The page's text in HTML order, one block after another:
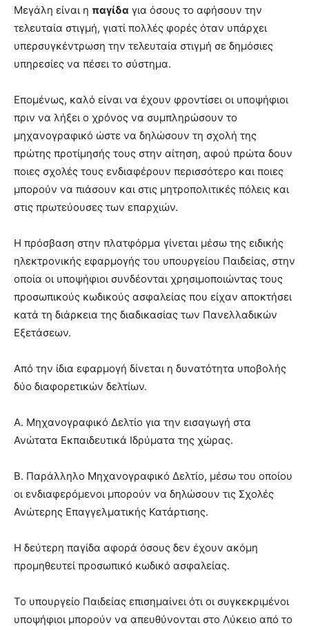
Μεγάλη είναι η παγίδα για όσους το αφήσουν την
τελευταία στιγμή, γιατί πολλές φορές όταν υπάρχει
υπερσυγκέντρωση την τελευταία στιγμή σε δημόσιες
υπηρεσίες να πέσει το σύστημα.
Επομένως, καλό είναι να έχουν φροντίσει οι υποψήφιοι
πριν να λήξει ο χρόνος να συμπληρώσουν το
μηχανογραφικό ώστε να δηλώσουν τη σχολή της
πρώτης προτίμησής τους στην αίτηση, αφού πρώτα δουν
ποιες σχολές τους ενδιαφέρουν περισσότερο και ποιες
μπορούν να πιάσουν και στις μητροπολιτικές πόλεις και
στις πρωτεύουσες των επαρχιών.
Η πρόσβαση στην πλατφόρμα γίνεται μέσω της ειδικής
ηλεκτρονικής εφαρμογής του υπουργείου Παιδείας, στην
οποία οι υποψήφιοι συνδέονται χρησιμοποιώντας τους
προσωπικούς κωδικούς ασφαλείας που είχαν αποκτήσει
κατά τη διάρκεια της διαδικασίας των Πανελλαδικών
Εξετάσεων.
Από την ίδια εφαρμογή δίνεται η δυνατότητα υποβολής
δύο διαφορετικών δελτίων.
Α. Μηχανογραφικό Δελτίο για την εισαγωγή στα
Ανώτατα Εκπαιδευτικά Ιδρύματα της χώρας.
Β. Παράλληλο Μηχανογραφικό Δελτίο, μέσω του οποίου
οι ενδιαφερόμενοι μπορούν να δηλώσουν τις Σχολές
Ανώτερης Επαγγελματικής Κατάρτισης.
Η δεύτερη παγίδα αφορά όσους δεν έχουν ακόμη
προμηθευτεί προσωπικό κωδικό ασφαλείας.
Το υπουργείο Παιδείας επισημαίνει ότι οι συγκεκριμένοι
υποψήφιοι μπορούν να απευθύνονται στο Λύκειο από το